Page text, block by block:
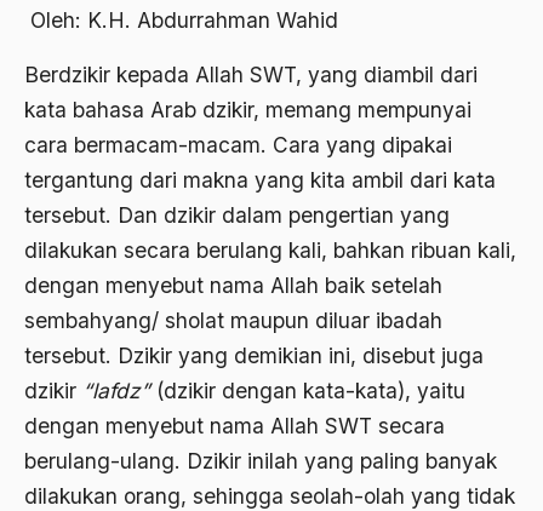
Oleh: K.H. Abdurrahman Wahid
Berdzikir kepada Allah SWT, yang diambil dari
kata bahasa Arab dzikir, memang mempunyai
cara bermacam-macam. Cara yang dipakai
tergantung dari makna yang kita ambil dari kata
tersebut. Dan dzikir dalam pengertian yang
dilakukan secara berulang kali, bahkan ribuan kali,
dengan menyebut nama Allah baik setelah
sembahyang/ sholat maupun diluar ibadah
tersebut. Dzikir yang demikian ini, disebut juga
dzikir “lafdz”(dzikir dengan kata-kata), yaitu
dengan menyebut nama Allah SWT secara
berulang-ulang. Dzikir inilah yang paling banyak
dilakukan orang, sehingga seolah-olah yang tidak
2011
2010
2009
2008
2006
2005
2003
2002
abdul wahid hasyim
Abdullah Badawi
Abdullah Sungkar
Abdurrahman Addakhil
abdurrahman wahid
Abolisi
Aboulhasan Bani Sadr
abri
Abu AMrin Ibnu Alla'
Abu Bakar Ba’asyir